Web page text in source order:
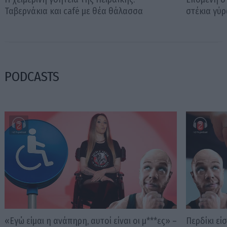
Ταβερνάκια και café με θέα θάλασσα
στέκια
PODCASTS
«Εγώ είμαι η ανάπηρη, αυτοί είναι οι μ***ες» – Περδίκι